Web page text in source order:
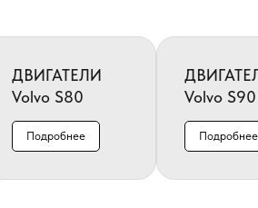
ДВИГАТЕЛИ
Volvo S80
Подробнее
Volvo S90
Подробнее